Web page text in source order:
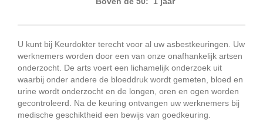
U kunt bij Keurdokter terecht voor al uw asbestkeuringen. Uw
werknemers worden door een van onze onafhankelijk artsen
onderzocht. De arts voert een lichamelijk onderzoek uit
waarbij onder andere de bloeddruk wordt gemeten, bloed en
urine wordt onderzocht en de longen, oren en ogen worden
gecontroleerd. Na de keuring ontvangen uw werknemers bij
medische geschiktheid een bewijs van goedkeuring.